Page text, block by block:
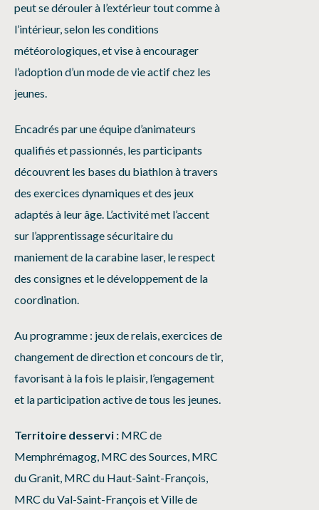
peut se dérouler à l’extérieur tout comme à
l’intérieur, selon les conditions
météorologiques, et vise à encourager
l’adoption d’un mode de vie actif chez les
jeunes.
Encadrés par une équipe d’animateurs
qualifiés et passionnés, les participants
découvrent les bases du biathlon à travers
des exercices dynamiques et des jeux
adaptés à leur âge. L’activité met l’accent
sur l’apprentissage sécuritaire du
maniement de la carabine laser, le respect
des consignes et le développement de la
coordination.
Au programme : jeux de relais, exercices de
changement de direction et concours de tir,
favorisant à la fois le plaisir, l’engagement
et la participation active de tous les jeunes.
Territoire desservi : MRC de
Memphrémagog, MRC des Sources, MRC
du Granit, MRC du Haut-Saint-François,
MRC du Val-Saint-François et Ville de